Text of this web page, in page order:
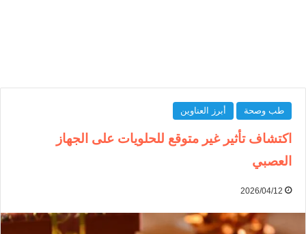
طب وصحة أبرز العناوين
اكتشاف تأثير غير متوقع للحلويات على الجهاز
العصبي
2026/04/12